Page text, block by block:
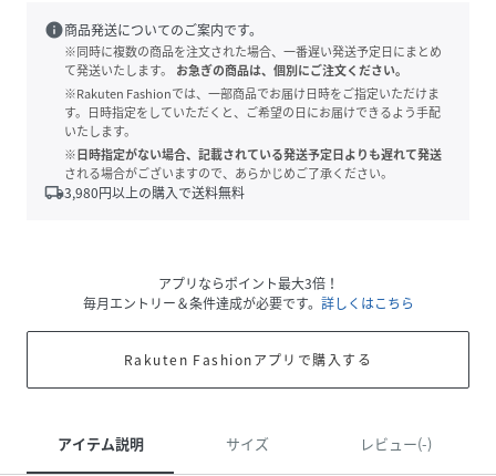
info商品発送についてのご案内です。
※同時に複数の商品を注文された場合、一番遅い発送予定日にまとめ
て発送いたします。
お急ぎの商品は、個別にご注文ください。
※Rakuten Fashionでは、一部商品でお届け日時をご指定いただけま
す。日時指定をしていただくと、ご希望の日にお届けできるよう手配
いたします。
※日時指定がない場合、記載されている発送予定日よりも遅れて発送
される場合がございますので、あらかじめご了承ください。
local_shipping3,980円以上の購入で送料無料
アプリならポイント最大3倍！
毎月エントリー＆条件達成が必要です。 詳しくはこちら
Rakuten Fashionアプリで購入する
アイテム説明 サイズ レビュー(-)